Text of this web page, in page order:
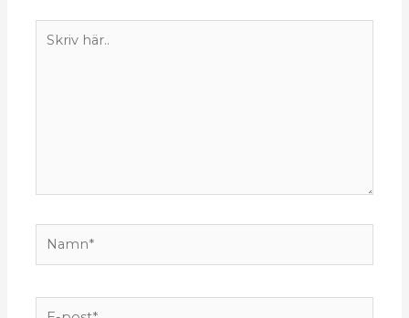
här..